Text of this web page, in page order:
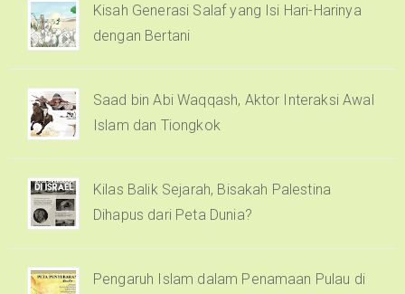
Kisah Generasi Salaf yang Isi Hari-Harinya
dengan Bertani
Saad bin Abi Waqqash, Aktor Interaksi Awal
Islam dan Tiongkok
Kilas Balik Sejarah, Bisakah Palestina
Dihapus dari Peta Dunia?
Pengaruh Islam dalam Penamaan Pulau di